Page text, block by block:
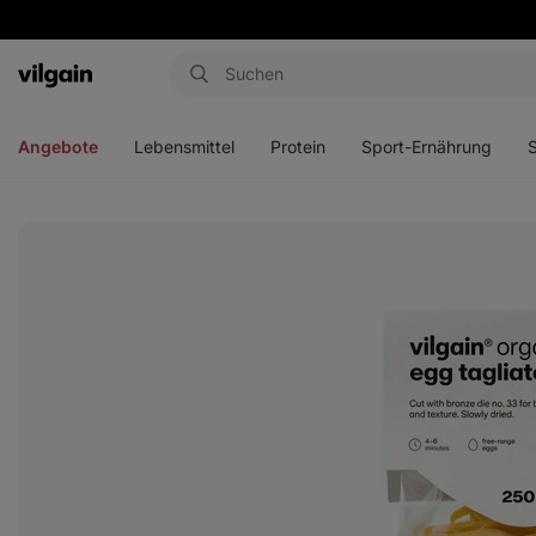
Aktin
Angebote Lebensmittel Protein Sport-Ernährung